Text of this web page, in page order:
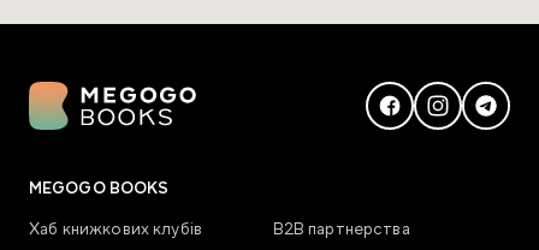
MEGOGO BOOKS
Хаб книжкових клубів
В2В партнерства